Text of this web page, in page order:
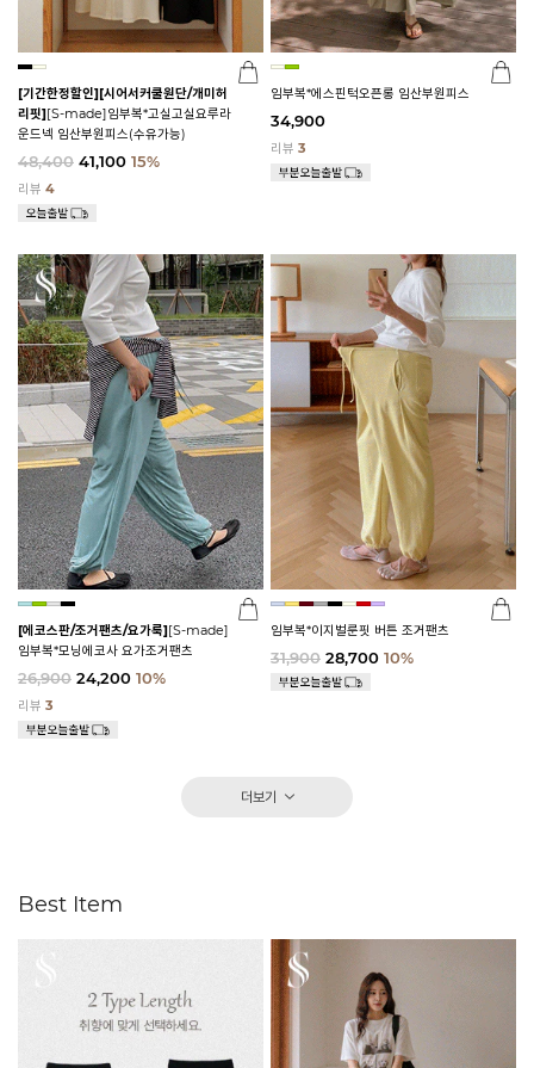
[기간한정할인][시어서커쿨원단/개미허
리핏][S-made]임부복*고실고실요루라
운드넥 임산부원피스(수유가능)
48,400 41,100 15%
리뷰 4
임부복*에스핀턱오픈롱 임산부원피스
34,900
리뷰 3
[에코스판/조거팬츠/요가룩][S-made]
임부복*모닝에코사 요가조거팬츠
26,900 24,200 10%
리뷰 3
임부복*이지벌룬핏 버튼 조거팬츠
31,900 28,700 10%
더보기
Best Item